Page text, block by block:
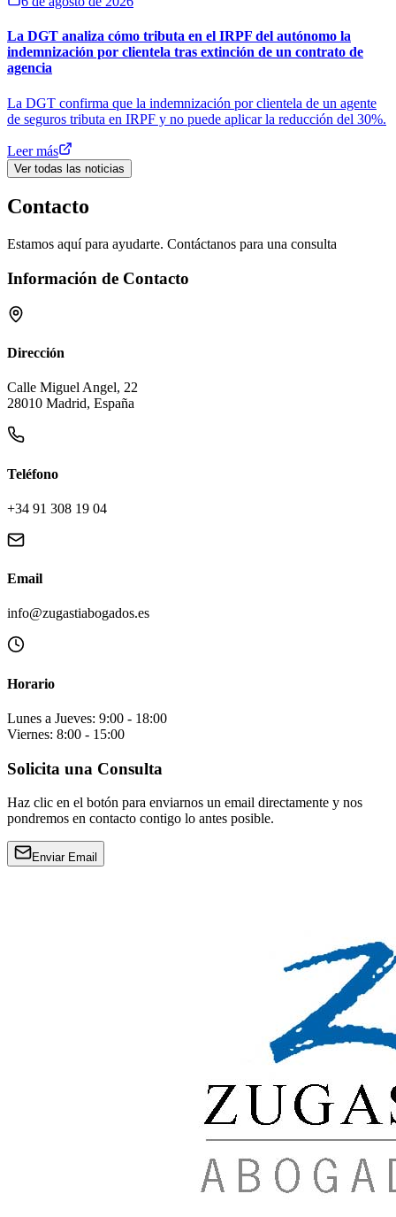
La DGT analiza cómo tributa en el IRPF del autónomo la
indemnización por clientela tras extinción de un contrato de
agencia
La DGT confirma que la indemnización por clientela de un agente
de seguros tributa en IRPF y no puede aplicar la reducción del 30%.
Leer más
Ver todas las noticias
Contacto
Estamos aquí para ayudarte. Contáctanos para una consulta
Información de Contacto
Dirección
Calle Miguel Angel, 22
28010 Madrid, España
Teléfono
+34 91 308 19 04
Email
info@zugastiabogados.es
Horario
Lunes a Jueves: 9:00 - 18:00
Viernes: 8:00 - 15:00
Solicita una Consulta
Haz clic en el botón para enviarnos un email directamente y nos
pondremos en contacto contigo lo antes posible.
Enviar Email